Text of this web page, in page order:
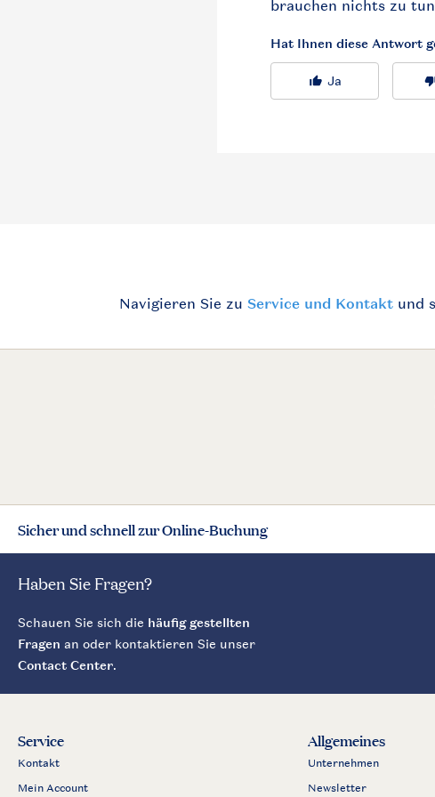
Sicher und schnell zur Online-Buchung
Haben Sie Fragen?
Schauen Sie sich die häufig gestellten
Fragen an oder kontaktieren Sie unser
Contact Center.
Service
Kontakt
Mein Account
Allgemeines
Unternehmen
Newsletter